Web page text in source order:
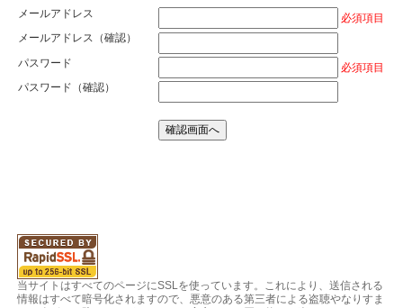
メールアドレス
必須項目
メールアドレス（確認）
パスワード
必須項目
パスワード（確認）
当サイトはすべてのページにSSLを使っています。これにより、送信される
情報はすべて暗号化されますので、悪意のある第三者による盗聴やなりすま